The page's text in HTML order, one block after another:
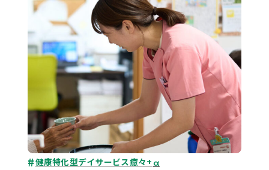
健康特化型デイサービス癒々+α